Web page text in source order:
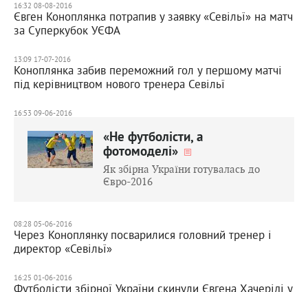
16:32 08-08-2016
Євген Коноплянка потрапив у заявку «Севільї» на матч
за Суперкубок УЄФА
13:09 17-07-2016
Коноплянка забив переможний гол у першому матчі
під керівництвом нового тренера Севільї
16:53 09-06-2016
«Не футболісти, а
фотомоделі»
Як збірна України готувалась до
Євро-2016
08:28 05-06-2016
Через Коноплянку посварилися головний тренер і
директор «Севільї»
16:25 01-06-2016
Футболісти збірної України скинули Євгена Хачеріді у